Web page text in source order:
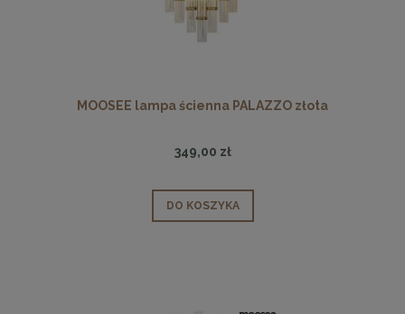
MOOSEE lampa ścienna PALAZZO złota
349,00 zł
DO KOSZYKA